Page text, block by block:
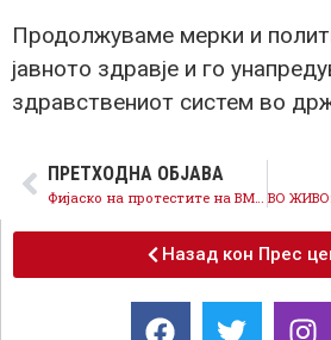
Продолжуваме мерки и
јавното здравје и го
здравствениот систем во
ПРЕТХОДНА ОБЈАВА
Фијаско на протестите на ВМРО-ДПМНЕ против реформите во образованието, граѓаните не подлегнаа на манипулациите од белиот дворец
Назад кон Прес